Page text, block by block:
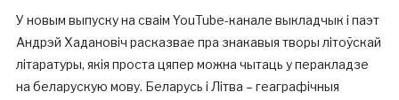
У новым выпуску на сваім YouTube-канале выкладчык і паэт
Андрэй Хадановіч расказвае пра знакавыя творы літоўскай
літаратуры, якія проста цяпер можна чытаць у перакладзе
на беларускую мову. Беларусь і Літва – геаграфічныя